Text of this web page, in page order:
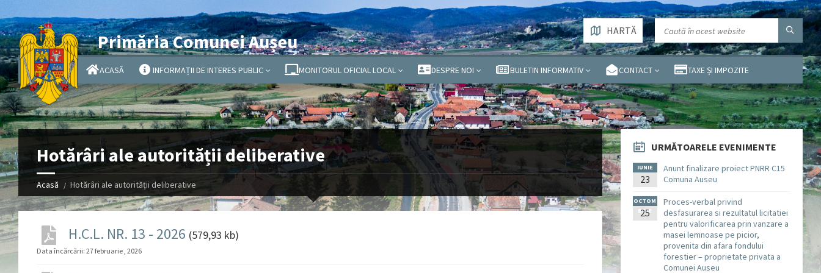
Primăria Comunei Aușeu
ACASĂ INFORMAȚII DE INTERES PUBLIC MONITORUL OFICIAL LOCAL DESPRE NOI BULETIN INFORMATIV CONTACT TAXE ȘI IMPOZITE
HARTĂ
Hotărâri ale autorității deliberative
Acasă Hotărâri ale autorității deliberative
H.C.L. NR. 13 - 2026 (579,93 kb)
Data încărcării: 27 februarie , 2026
URMĂTOARELE EVENIMENTE
IUNIE
23
Anunt finalizare proiect PNRR C15
Comuna Auseu
OCTOM
BRIE
25
Proces-verbal privind
desfasurarea si rezultatul licitatiei
pentru valorificarea prin vanzare a
masei lemnoase pe picior,
provenita din afara fondului
forestier – proprietate privata a
Comunei Auseu